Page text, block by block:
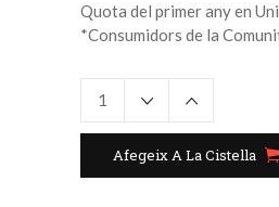
Quota del primer any en
*Consumidors de la
Afegeix A La Cistella